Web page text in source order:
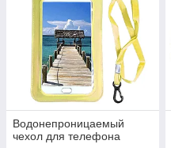
Водонепроницаемый
чехол для телефона